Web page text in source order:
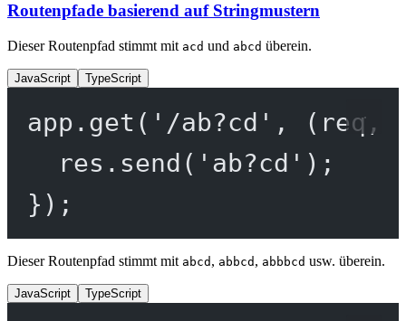
Routenpfade basierend auf Stringmustern
Dieser Routenpfad stimmt mit acd und abcd überein.
JavaScript TypeScript
app. get ( '/ab?cd' , ( req,
res. send ( 'ab?cd' );
});
Dieser Routenpfad stimmt mit abcd , abbcd , abbbcd usw. überein.
JavaScript TypeScript